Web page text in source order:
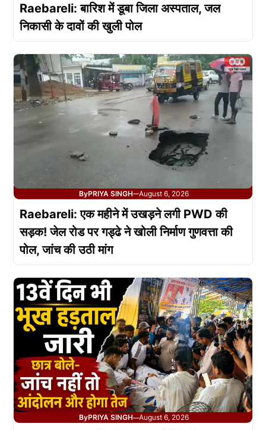
Raebareli: बारिश में डूबा जिला अस्पताल, जल
निकासी के दावों की खुली पोल
ByPRIYA SINGH—August 6, 2026
Raebareli: एक महीने में उखड़ने लगी PWD की
सड़क! जेल रोड पर गड्ढे ने खोली निर्माण गुणवत्ता की
पोल, जांच की उठी मांग
ByPRIYA SINGH—August 6, 2026